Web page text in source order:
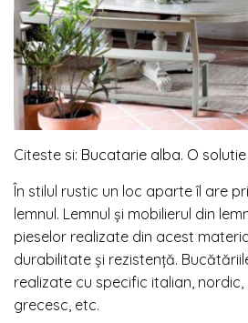
Citeste si: Bucatarie alba. O
În stilul rustic un loc aparte îl are
lemnul. Lemnul și mobilierul din
pieselor realizate din acest
durabilitate și rezistență.
realizate cu specific italian, nordic,
grecesc, etc.